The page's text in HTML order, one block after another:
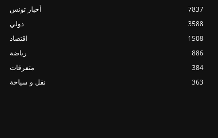
أخبار تونس
7837
دولي
3588
اقتصاد
1508
رياضة
886
متفرقات
384
نقل و سياحة
363